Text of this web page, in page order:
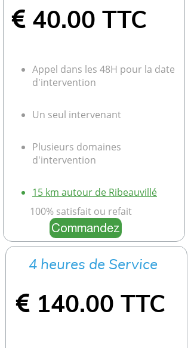
Appel dans les 48H pour la date
d'intervention
Un seul intervenant
Plusieurs domaines
d'intervention
15 km autour de Ribeauvillé
100% satisfait ou refait
40.00 TTC
Commandez
4 heures de Service
​​​​​​​​​​​​​​ 140.00 TTC